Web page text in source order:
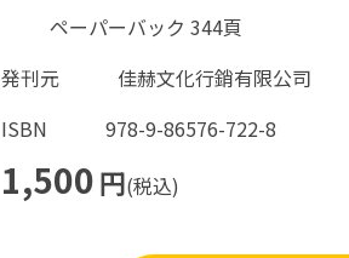
ペーパーバック 344頁
発刊元
佳赫文化行銷有限公司
ISBN
978-9-86576-722-8
1,500円(税込)